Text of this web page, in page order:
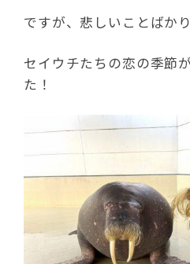
ですが、悲しいことばか
セイウチたちの恋の季節
た！